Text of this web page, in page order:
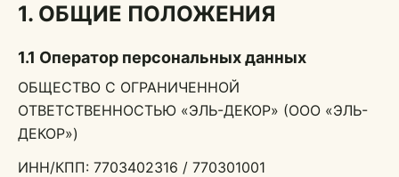
1. ОБЩИЕ ПОЛОЖЕНИЯ
1.1 Оператор персональных данных
ОБЩЕСТВО С ОГРАНИЧЕННОЙ
ОТВЕТСТВЕННОСТЬЮ «ЭЛЬ-ДЕКОР» (ООО «ЭЛЬ-
ДЕКОР»)
ИНН/КПП: 7703402316 / 770301001